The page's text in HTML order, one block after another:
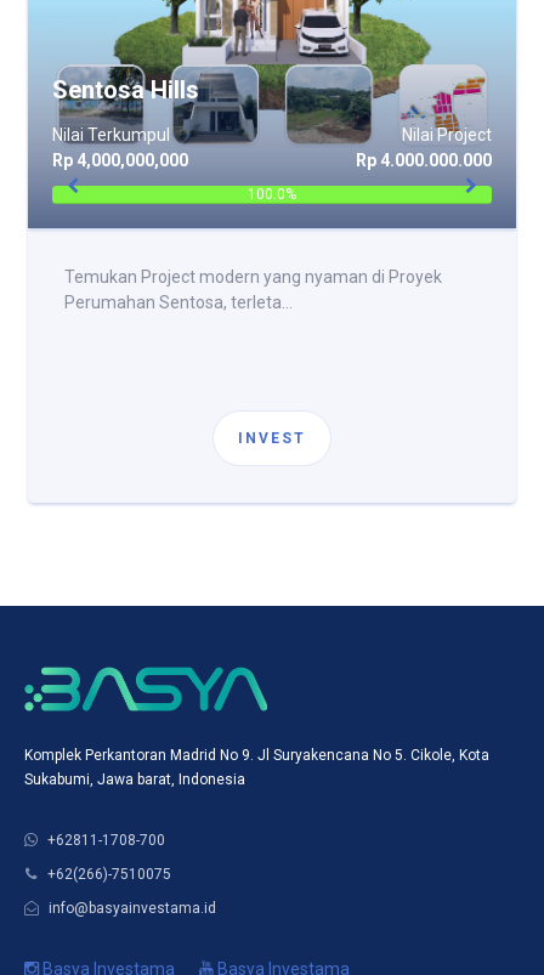
Sentosa Hills
Nilai Terkumpul
Rp 4,000,000,000
Nilai Project
Rp 4.000.000.000
100.0%
Temukan Project modern yang nyaman di Proyek
Perumahan Sentosa, terleta...
INVEST
Komplek Perkantoran Madrid No 9. Jl Suryakencana No 5. Cikole, Kota
Sukabumi, Jawa barat, Indonesia
+62811-1708-700
+62(266)-7510075
info@basyainvestama.id
Basya Investama Basya Investama